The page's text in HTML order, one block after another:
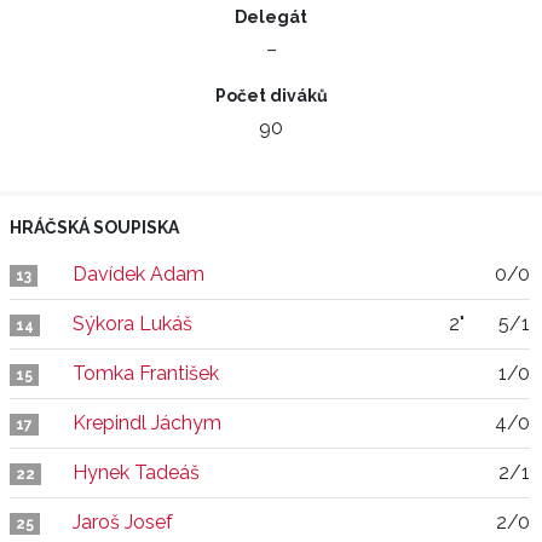
Delegát
–
Počet diváků
90
HRÁČSKÁ SOUPISKA
13 Davídek Adam 0/0
14 Sýkora Lukáš 2" 5/1
15 Tomka František 1/0
17 Krepindl Jáchym 4/0
22 Hynek Tadeáš 2/1
25 Jaroš Josef 2/0